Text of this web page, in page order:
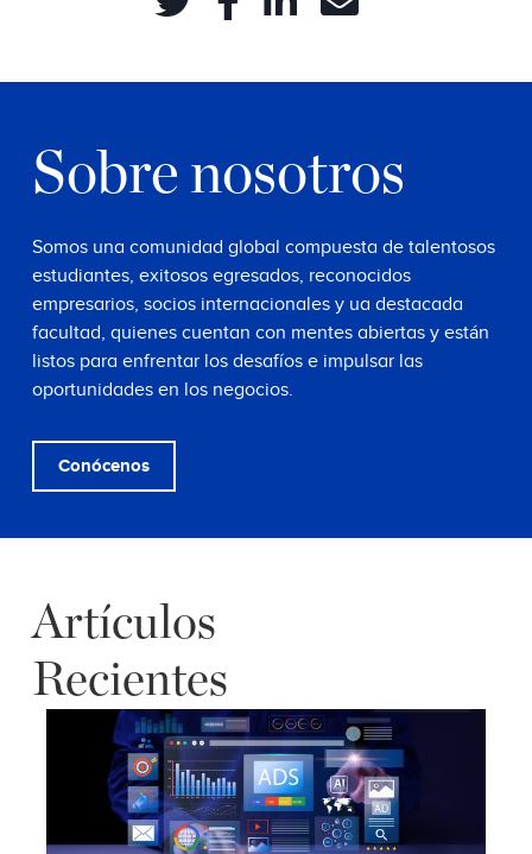
Sobre nosotros
Somos una comunidad global compuesta de talentosos
estudiantes, exitosos egresados, reconocidos
empresarios, socios internacionales y ua destacada
facultad, quienes cuentan con mentes abiertas y están
listos para enfrentar los desafíos e impulsar las
oportunidades en los negocios.
Conócenos
Artículos
Recientes